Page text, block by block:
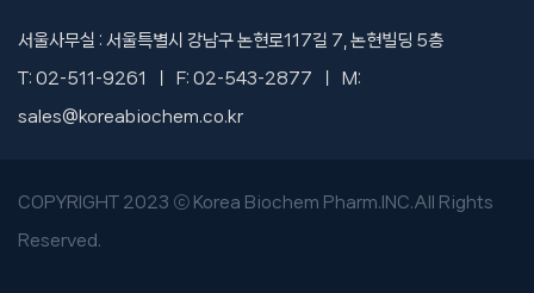
서울사무실 : 서울특별시 강남구 논현로117길 7, 논현빌딩 5층
T: 02-511-9261 ㅣ F: 02-543-2877 ㅣ M:
sales@koreabiochem.co.kr
COPYRIGHT 2023 ⓒ Korea Biochem Pharm.INC.All Rights
Reserved.